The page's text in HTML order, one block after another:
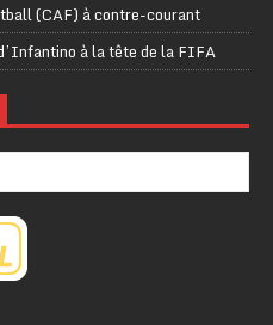
(CAF) à contre-courant
à la tête de la FIFA